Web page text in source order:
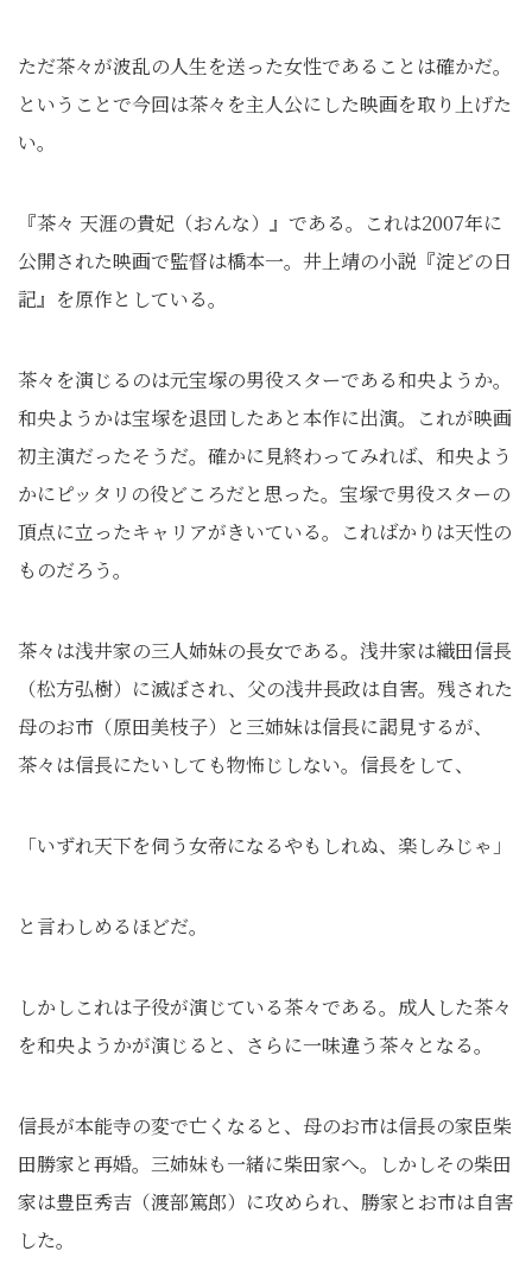
ただ茶々が波乱の人生を送った女性であることは確かだ。
ということで今回は茶々を主人公にした映画を取り上げた
い。
『茶々 天涯の貴妃（おんな）』である。これは2007年に
公開された映画で監督は橋本一。井上靖の小説『淀どの日
記』を原作としている。
茶々を演じるのは元宝塚の男役スターである和央ようか。
和央ようかは宝塚を退団したあと本作に出演。これが映画
初主演だったそうだ。確かに見終わってみれば、和央よう
かにピッタリの役どころだと思った。宝塚で男役スターの
頂点に立ったキャリアがきいている。こればかりは天性の
ものだろう。
茶々は浅井家の三人姉妹の長女である。浅井家は織田信長
（松方弘樹）に滅ぼされ、父の浅井長政は自害。残された
母のお市（原田美枝子）と三姉妹は信長に謁見するが、
茶々は信長にたいしても物怖じしない。信長をして、
「いずれ天下を伺う女帝になるやもしれぬ、楽しみじゃ」
と言わしめるほどだ。
しかしこれは子役が演じている茶々である。成人した茶々
を和央ようかが演じると、さらに一味違う茶々となる。
信長が本能寺の変で亡くなると、母のお市は信長の家臣柴
田勝家と再婚。三姉妹も一緒に柴田家へ。しかしその柴田
家は豊臣秀吉（渡部篤郎）に攻められ、勝家とお市は自害
した。